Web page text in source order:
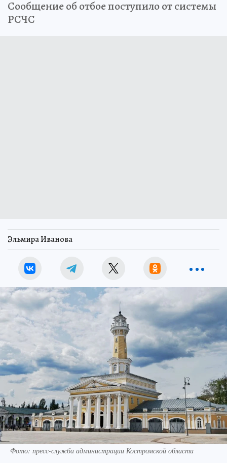
Сообщение об отбое поступило от системы
РСЧС
Эльмира Иванова
Фото: пресс-служба администрации Костромской области